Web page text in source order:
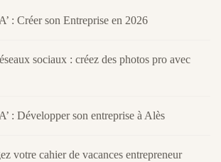
: Créer son Entreprise en 2026
sociaux : créez des photos pro avec
: Développer son entreprise à Alès
votre cahier de vacances entrepreneur